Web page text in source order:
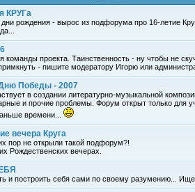
КРУГа
рождения - вырос из подфорума про 16-летие
команды проекта. Таинственность - ну чтобы не
- пишите модератору Игорю или
Победы - 2007
в создании литературно-музыкальной
и прочие проблемы. Форум открыт только для
времени...
вечера Круга
пор не открыли такой подфорум?!
Рождественских вечерах.
и построить себя сами по своему разумению...